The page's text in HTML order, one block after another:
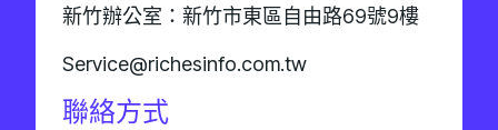
新竹辦公室：新竹市東區自由路69號9樓
Service@richesinfo.com.tw
聯絡方式